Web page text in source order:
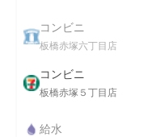
コンビニ
板橋赤塚六丁目店
コンビニ
板橋赤塚５丁目店
給水